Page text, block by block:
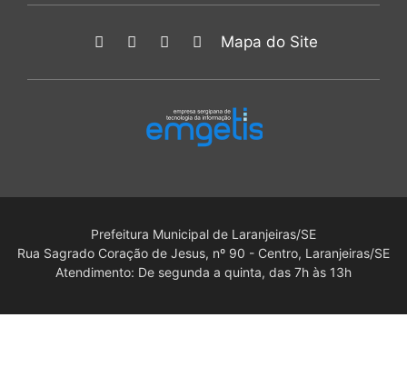
Mapa do Site
Prefeitura Municipal de Laranjeiras/SE
Rua Sagrado Coração de Jesus, nº 90 - Centro, Laranjeiras/SE
Atendimento: De segunda a quinta, das 7h às 13h